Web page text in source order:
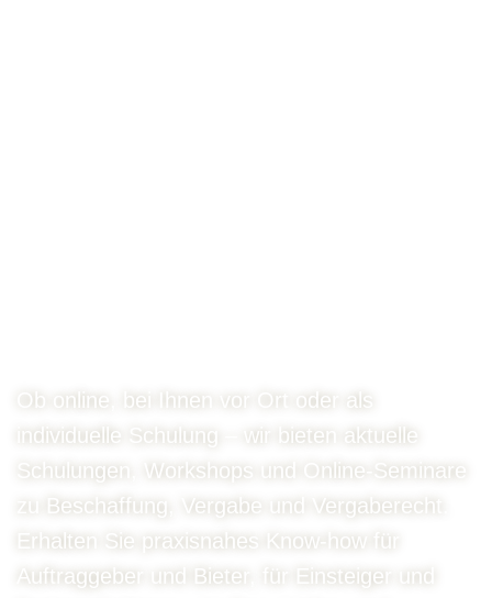
Ob online, bei Ihnen vor Ort oder als
individuelle Schulung – wir bieten aktuelle
Schulungen, Workshops und Online-Seminare
zu Beschaffung, Vergabe und Vergaberecht.
Erhalten Sie praxisnahes Know-how für
Auftraggeber und Bieter, für Einsteiger und